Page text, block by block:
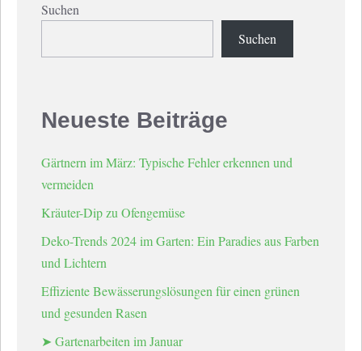
Suchen
Suchen
Neueste Beiträge
Gärtnern im März: Typische Fehler erkennen und
vermeiden
Kräuter-Dip zu Ofengemüse
Deko-Trends 2024 im Garten: Ein Paradies aus Farben
und Lichtern
Effiziente Bewässerungslösungen für einen grünen
und gesunden Rasen
➤ Gartenarbeiten im Januar